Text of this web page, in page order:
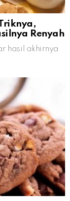
Renyah
hasil akhirnya